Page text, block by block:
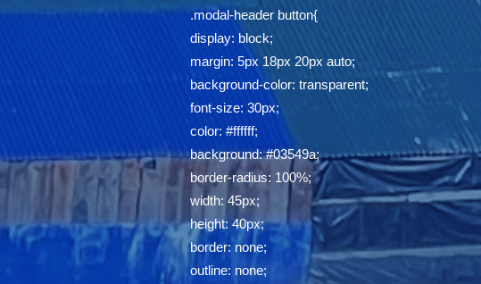
.modal-header button{
display: block;
margin: 5px 18px 20px auto;
background-color: transparent;
font-size: 30px;
color: #ffffff;
background: #03549a;
border-radius: 100%;
width: 45px;
height: 40px;
border: none;
outline: none;